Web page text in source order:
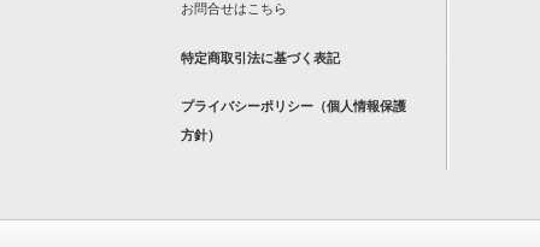
お問合せは こちら
特定商取引法に基づく表記
プライバシーポリシー（個人情報保護
方針）